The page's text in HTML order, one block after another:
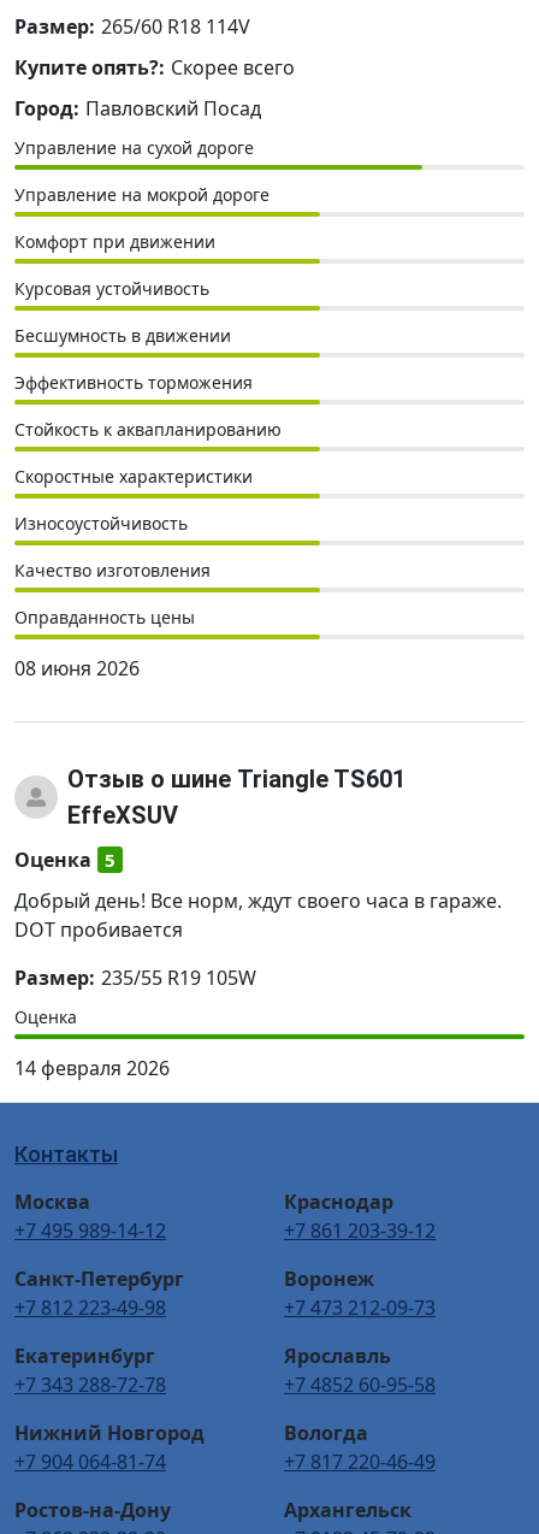
Размер: 265/60 R18 114V
Купите опять?: Скорее всего
Город: Павловский Посад
Управление на сухой дороге
Управление на мокрой дороге
Комфорт при движении
Курсовая устойчивость
Бесшумность в движении
Эффективность торможения
Стойкость к аквапланированию
Скоростные характеристики
Износоустойчивость
Качество изготовления
Оправданность цены
08 июня 2026
Отзыв о шине Triangle TS601
EffeXSUV
Оценка 5
Добрый день! Все норм, ждут своего часа в гараже.
DOT пробивается
Размер: 235/55 R19 105W
Оценка
14 февраля 2026
Контакты
Москва
+7 495 989-14-12
Санкт-Петербург
+7 812 223-49-98
Екатеринбург
+7 343 288-72-78
Нижний Новгород
+7 904 064-81-74
Ростов-на-Дону
Краснодар
+7 861 203-39-12
Воронеж
+7 473 212-09-73
Ярославль
+7 4852 60-95-58
Вологда
+7 817 220-46-49
Архангельск